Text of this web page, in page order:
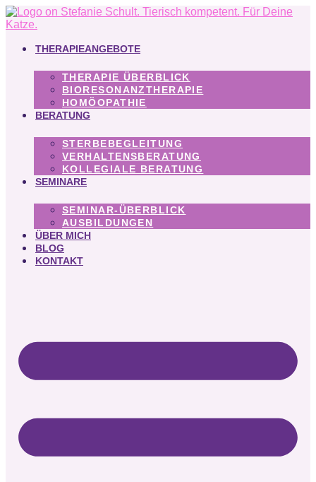
Zum
Inhalt
THERAPIEANGEBOTE
THERAPIE ÜBERBLICK
BIORESONANZTHERAPIE
HOMÖOPATHIE
BERATUNG
STERBEBEGLEITUNG
VERHALTENSBERATUNG
KOLLEGIALE BERATUNG
SEMINARE
SEMINAR-ÜBERBLICK
AUSBILDUNGEN
ÜBER MICH
BLOG
KONTAKT